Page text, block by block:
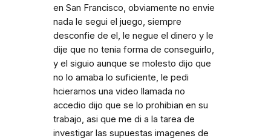
en San Francisco, obviamente no envie
nada le segui el juego, siempre
desconfie de el, le negue el dinero y le
dije que no tenia forma de conseguirlo,
y el siguio aunque se molesto dijo que
no lo amaba lo suficiente, le pedi
hcieramos una video llamada no
accedio dijo que se lo prohibian en su
trabajo, asi que me di a la tarea de
investigar las supuestas imagenes de